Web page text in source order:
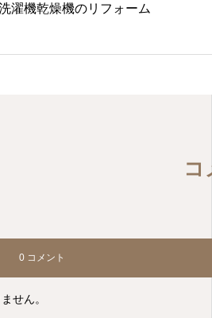
濯機乾燥機のリフォーム
コ
0 コメント
せん。